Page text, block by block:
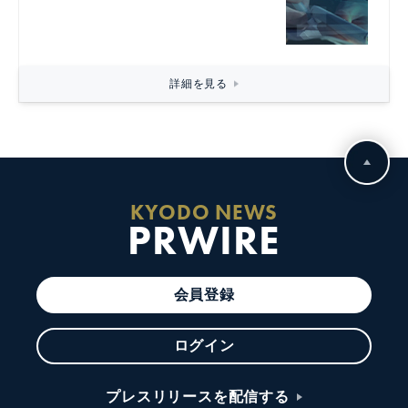
詳細を見る
KYODO NEWS
PRWIRE
会員登録
ログイン
プレスリリースを配信する